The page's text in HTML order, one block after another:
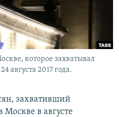
которое захватывал
августа 2017 года.
захвативший
Москве в августе